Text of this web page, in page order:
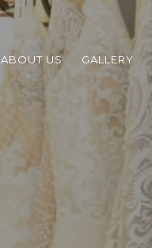
ABOUT US GALLERY